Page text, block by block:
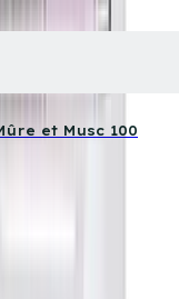
et Musc 100